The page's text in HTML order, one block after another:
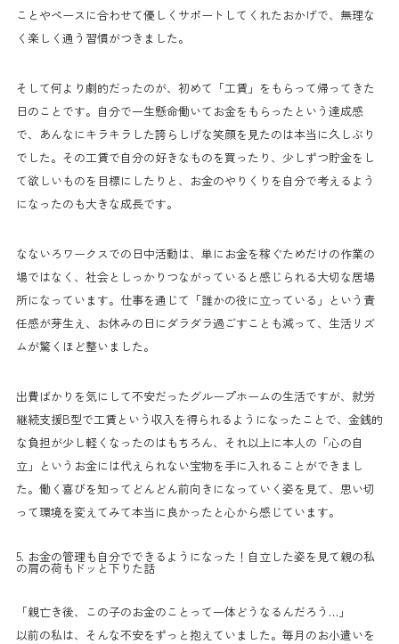
ことやペースに合わせて優しくサポートしてくれたおかげで、無理な
く楽しく通う習慣がつきました。
そして何より劇的だったのが、初めて「工賃」をもらって帰ってきた
日のことです。自分で一生懸命働いてお金をもらったという達成感
で、あんなにキラキラした誇らしげな笑顔を見たのは本当に久しぶり
でした。その工賃で自分の好きなものを買ったり、少しずつ貯金をし
て欲しいものを目標にしたりと、お金のやりくりを自分で考えるよう
になったのも大きな成長です。
なないろワークスでの日中活動は、単にお金を稼ぐためだけの作業の
場ではなく、社会としっかりつながっていると感じられる大切な居場
所になっています。仕事を通じて「誰かの役に立っている」という責
任感が芽生え、お休みの日にダラダラ過ごすことも減って、生活リズ
ムが驚くほど整いました。
出費ばかりを気にして不安だったグループホームの生活ですが、就労
継続支援B型で工賃という収入を得られるようになったことで、金銭的
な負担が少し軽くなったのはもちろん、それ以上に本人の「心の自
立」というお金には代えられない宝物を手に入れることができまし
た。働く喜びを知ってどんどん前向きになっていく姿を見て、思い切
って環境を変えてみて本当に良かったと心から感じています。
5. お金の管理も自分でできるようになった！自立した姿を見て親の私
の肩の荷もドッと下りた話
「親亡き後、この子のお金のことって一体どうなるんだろう…」
以前の私は、そんな不安をずっと抱えていました。毎月のお小遣いを